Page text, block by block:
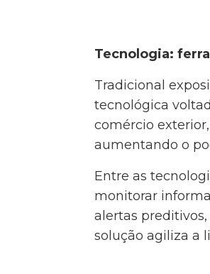
Tecnologia:
Tradicional
tecnológica
comércio
aumentando o
Entre as
monitorar
alertas
solução agiliza a